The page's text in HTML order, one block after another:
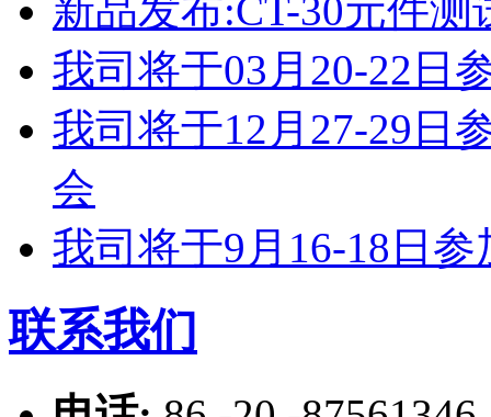
新品发布:CT-30元件测
我司将于03月20-22日
我司将于12月27-29日
会
我司将于9月16-18日
联系我们